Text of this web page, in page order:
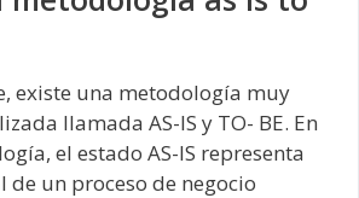
existe una metodología muy
llamada AS-IS y TO- BE. En
el estado AS-IS representa
de un proceso de negocio